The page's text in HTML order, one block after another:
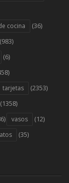
cocina (36)
(983)
(6)
tarjetas (2353)
(1358)
vasos (12)
(35)